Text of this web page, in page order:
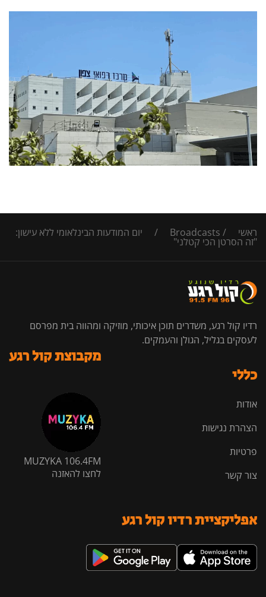
ראשי /
Broadcasts
/ יום המודעות הבינלאומי ללא עישון:
"זה הסרטן הכי קטלני"
רדיו קול רגע, משדרים תוכן איכותי, מוזיקה ומהווה בית מפרסם
לעסקים בגליל, הגולן והעמקים.
כללי
אודות
הצהרת נגישות
פרטיות
צור קשר
מקבוצת קול רגע
MUZYKA 106.4FM
לחצו להאזנה
אפליקציית רדיו קול רגע